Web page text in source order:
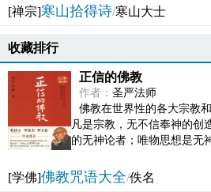
[禅宗]寒山拾得诗/寒山大士
收藏排行
正信的佛教
作者： 圣严法师
佛教在世界性的各大宗教
凡是宗教，无不信奉神的创
的无神论者；唯物思想是无
[学佛]佛教咒语大全/佚名